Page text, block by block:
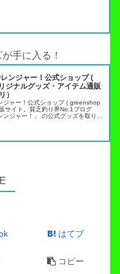
手に入る！
ンジャー！公式ショップ (
ジナルグッズ・アイテム通販
）
ジャー！公式ショップ ( greenshop
サイト。貧乏釣り界No.1ブログ
ンジャー！」 の公式グッズを取り扱
はてブ
コピー